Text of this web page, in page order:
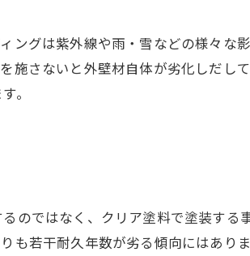
ングは紫外線や雨・雪などの様々な
施さないと外壁材自体が劣化しだし
。
のではなく、クリア塗料で塗装する
も若干耐久年数が劣る傾向にはあり